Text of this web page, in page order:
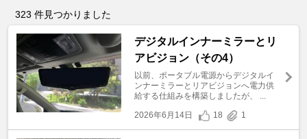
323 件見つかりました
デジタルインナーミラーとリ
アビジョン（その4）
以前、ポータブル電源からデジタルイ
ンナーミラーとリアビジョンへ電力供
給する仕組みを構築しましたが、 ...
2026年6月14日
18 1